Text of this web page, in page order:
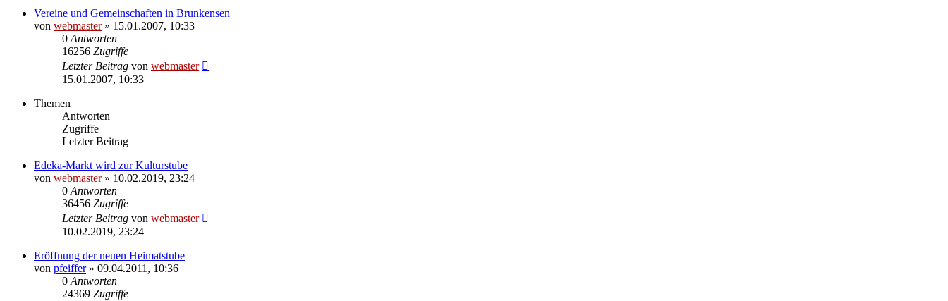
Vereine und Gemeinschaften in Brunkensen
von webmaster» 15.01.2007, 10:33
0 Antworten
16256 Zugriffe
Letzter Beitrag von webmaster
15.01.2007, 10:33
Themen
Antworten
Zugriffe
Letzter Beitrag
Edeka-Markt wird zur Kulturstube
von webmaster» 10.02.2019, 23:24
0 Antworten
36456 Zugriffe
Letzter Beitrag von webmaster
10.02.2019, 23:24
Eröffnung der neuen Heimatstube
von pfeiffer» 09.04.2011, 10:36
0 Antworten
24369 Zugriffe